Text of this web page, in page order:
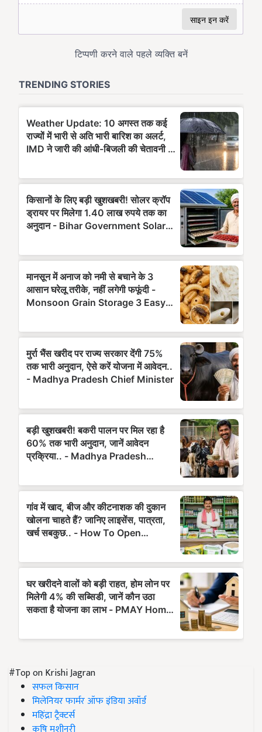
#Top on Krishi Jagran
सफल किसान
मिलेनियर फार्मर ऑफ इंडिया अवॉर्ड
महिंद्रा ट्रैक्टर्स